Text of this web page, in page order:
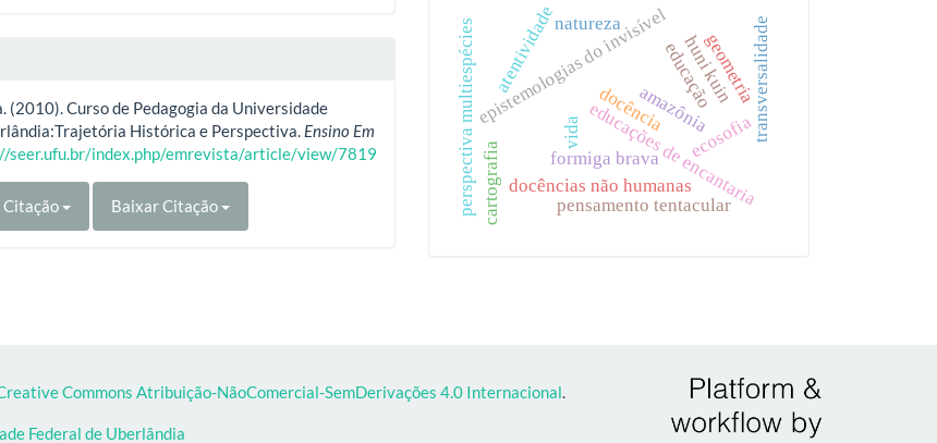
(2010). Curso de Pedagogia da Universidade
Histórica e Perspectiva. Ensino Em
seer.ufu.br/index.php/emrevista/article/view/7819
Citação Baixar Citação
formiga brava
amazônia
educações de encantaria
docências não humanas
epistemologias do invisíveleducação
perspectiva multiespécies pensamento tentacular
docência
vida ecosofiatransversalidade
cartografia
huni kuin
atentividadenatureza
geometria
Commons Atribuição-NãoComercial-SemDerivações 4.0 Internacional.
Federal de Uberlândia